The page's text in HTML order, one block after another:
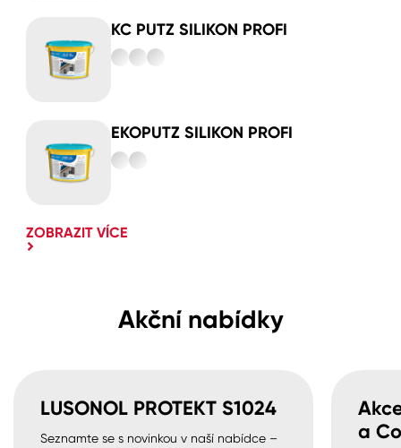
KC PUTZ SILIKON PROFI
EKOPUTZ SILIKON PROFI
ZOBRAZIT VÍCE
Akční nabídky
LUSONOL PROTEKT S1024
Seznamte se s novinkou v naší nabídce –
a